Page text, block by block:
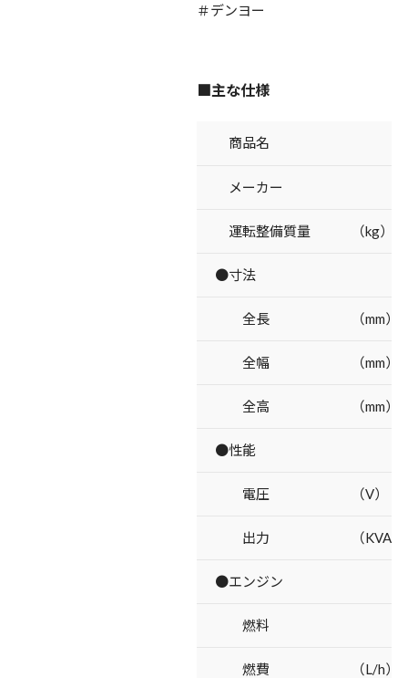
＃デンヨー
■主な仕様
商品名
メーカー
運転整備質量 （kg）
●寸法
全長 （mm）
全幅 （mm）
全高 （mm）
●性能
電圧 （V）
出力 （KVA）
●エンジン
燃料
燃費 （L/h）